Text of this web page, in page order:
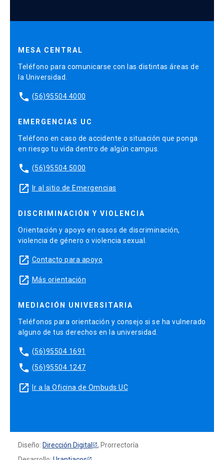
MESA CENTRAL
Teléfono para comunicarse con las distintas áreas de
la Universidad.
phone (56)95504 4000
EMERGENCIAS UC
Teléfono en caso de accidente o situación que ponga
en riesgo tu vida dentro de algún campus.
phone (56)95504 5000
launch Ir al sitio de Emergencias
DISCRIMINACIÓN Y VIOLENCIA
Orientación y apoyo en casos de discriminación,
violencia de género o violencia sexual.
launch Contacto para apoyo
launch Más orientación
MEDIACIÓN UNIVERSITARIA
Teléfonos para orientación y consejo si se ha vulnerado
alguno de tus derechos en la universidad.
phone (56)95504 1691
phone (56)95504 1247
launch Ir a la Oficina de Ombuds UC
Diseño: Dirección Digital
, Prorrectoría